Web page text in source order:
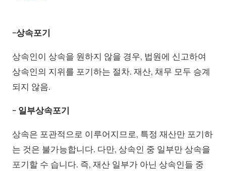
-상속포기
상속인이 상속을 원하지 않을 경우, 법원에 신고하여
상속인의 지위를 포기하는 절차. 재산, 채무 모두 승계
되지 않음.
- 일부상속포기
상속은 포관적으로 이루어지므로, 특정 재산만 포기하
는 것은 불가능합니다. 다만, 상속인 중 일부만 상속을
포기할 수 습니다. 즉, 재산 일부가 아닌 상속인들 중